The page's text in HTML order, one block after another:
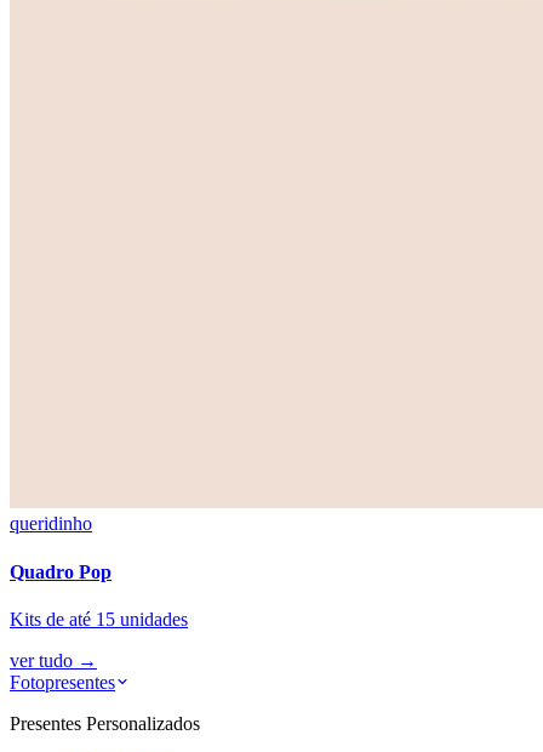
queridinho
Quadro Pop
Kits de até 15 unidades
ver tudo →
Fotopresentes
Presentes Personalizados